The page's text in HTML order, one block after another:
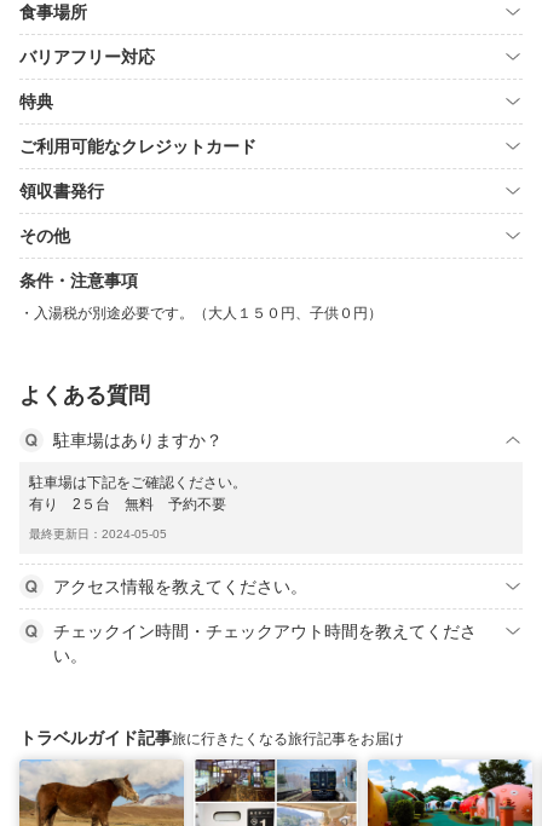
食事場所
バリアフリー対応
特典
ご利用可能なクレジットカード
領収書発行
その他
条件・注意事項
入湯税が別途必要です。（大人１５０円、子供０円）
よくある質問
駐車場はありますか？
駐車場は下記をご確認ください。
有り 2５台 無料 予約不要
最終更新日：2024-05-05
アクセス情報を教えてください。
チェックイン時間・チェックアウト時間を教えてくださ
い。
トラベルガイド記事旅に行きたくなる旅行記事をお届け